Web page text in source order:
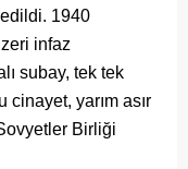
edildi. 1940
infaz
subay, tek tek
yarım asır
Birliği